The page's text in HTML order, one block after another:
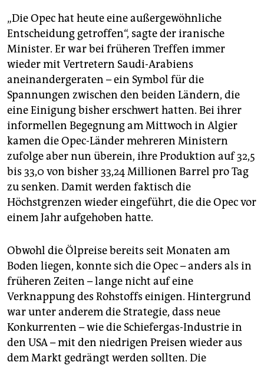
„Die Opec hat heute eine außergewöhnliche
Entscheidung getroffen“, sagte der iranische
Minister. Er war bei früheren Treffen immer
wieder mit Vertretern Saudi-Arabiens
aneinandergeraten – ein Symbol für die
Spannungen zwischen den beiden Ländern, die
eine Einigung bisher erschwert hatten. Bei ihrer
informellen Begegnung am Mittwoch in Algier
kamen die Opec-Länder mehreren Ministern
zufolge aber nun überein, ihre Produktion auf 32,5
bis 33,0 von bisher 33,24 Millionen Barrel pro Tag
zu senken. Damit werden faktisch die
Höchstgrenzen wieder eingeführt, die die Opec vor
einem Jahr aufgehoben hatte.
Obwohl die Ölpreise bereits seit Monaten am
Boden liegen, konnte sich die Opec – anders als in
früheren Zeiten – lange nicht auf eine
Verknappung des Rohstoffs einigen. Hintergrund
war unter anderem die Strategie, dass neue
Konkurrenten – wie die Schiefergas-Industrie in
den USA – mit den niedrigen Preisen wieder aus
dem Markt gedrängt werden sollten. Die